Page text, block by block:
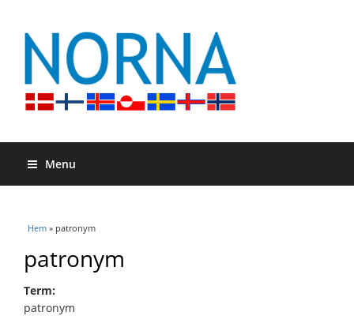
Menu
Du är här
Hem » patronym
patronym
Term:
patronym